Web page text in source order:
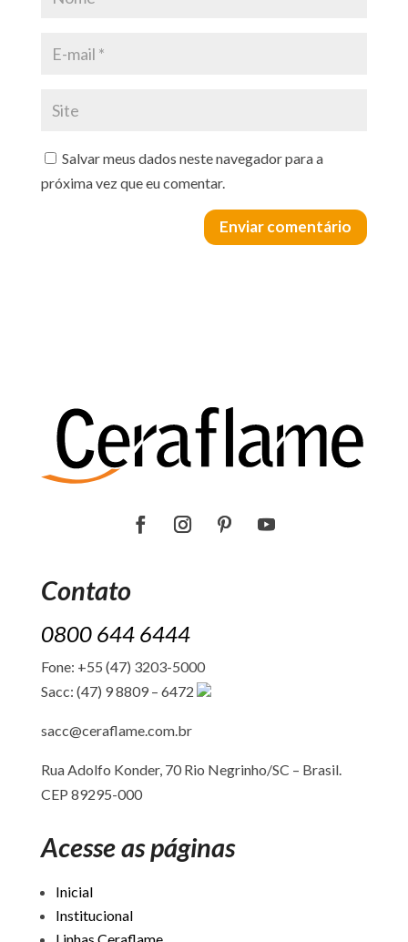
Salvar meus dados neste navegador para a
próxima vez que eu comentar.
Enviar comentário
Contato
0800 644 6444
Fone: +55 (47) 3203-5000
Sacc: (47) 9 8809 – 6472
sacc@ceraflame.com.br
Rua Adolfo Konder, 70 Rio Negrinho/SC – Brasil.
CEP 89295-000
Acesse as páginas
Inicial
Institucional